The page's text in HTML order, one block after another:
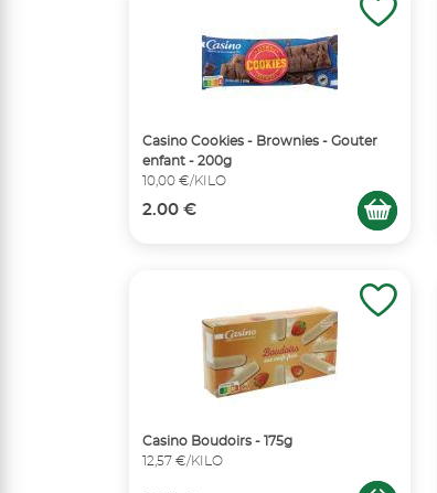
Casino Cookies - Brownies - Gouter
enfant - 200g
10,00 €/KILO
2.00 €
Casino Boudoirs - 175g
12,57 €/KILO